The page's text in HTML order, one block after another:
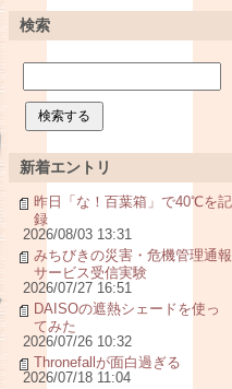
検索
新着エントリ
昨日「な！百葉箱」で40℃を記
録
2026/08/03 13:31
みちびきの災害・危機管理通報
サービス受信実験
2026/07/27 16:51
DAISOの遮熱シェードを使っ
てみた
2026/07/26 10:32
Thronefallが面白過ぎる
2026/07/18 11:04